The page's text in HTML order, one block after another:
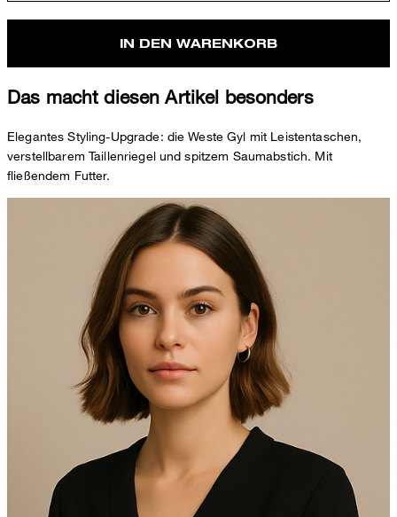
IN DEN WARENKORB
Das macht diesen Artikel besonders
Elegantes Styling-Upgrade: die Weste Gyl mit Leistentaschen,
verstellbarem Taillenriegel und spitzem Saumabstich. Mit
fließendem Futter.